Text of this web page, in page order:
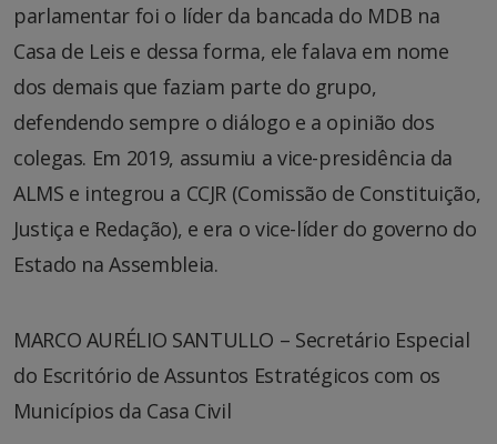
parlamentar foi o líder da bancada do MDB na
Casa de Leis e dessa forma, ele falava em nome
dos demais que faziam parte do grupo,
defendendo sempre o diálogo e a opinião dos
colegas. Em 2019, assumiu a vice-presidência da
ALMS e integrou a CCJR (Comissão de Constituição,
Justiça e Redação), e era o vice-líder do governo do
Estado na Assembleia.
MARCO AURÉLIO SANTULLO – Secretário Especial
do Escritório de Assuntos Estratégicos com os
Municípios da Casa Civil